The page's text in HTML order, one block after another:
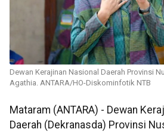
Dewan Kerajinan Nasional Daerah Provinsi
Agathia. ANTARA/HO-Diskominfotik NTB
Mataram (ANTARA) - Dewan
Daerah (Dekranasda) Provinsi